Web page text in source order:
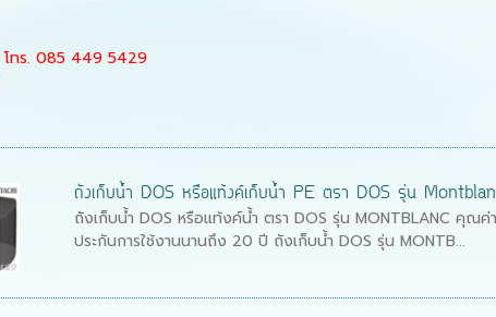
โทร. 085 449 5429
ถังเก็บน้ำ DOS หรือแท้งค์เก็บน้ำ PE ตรา DOS รุ่น
ถังเก็บน้ำ DOS หรือแท้งค์น้ำ ตรา DOS รุ่น MONTBLANC คุณค่
ประกันการใช้งานนานถึง 20 ปี ถังเก็บน้ำ DOS รุ่น MONTB...